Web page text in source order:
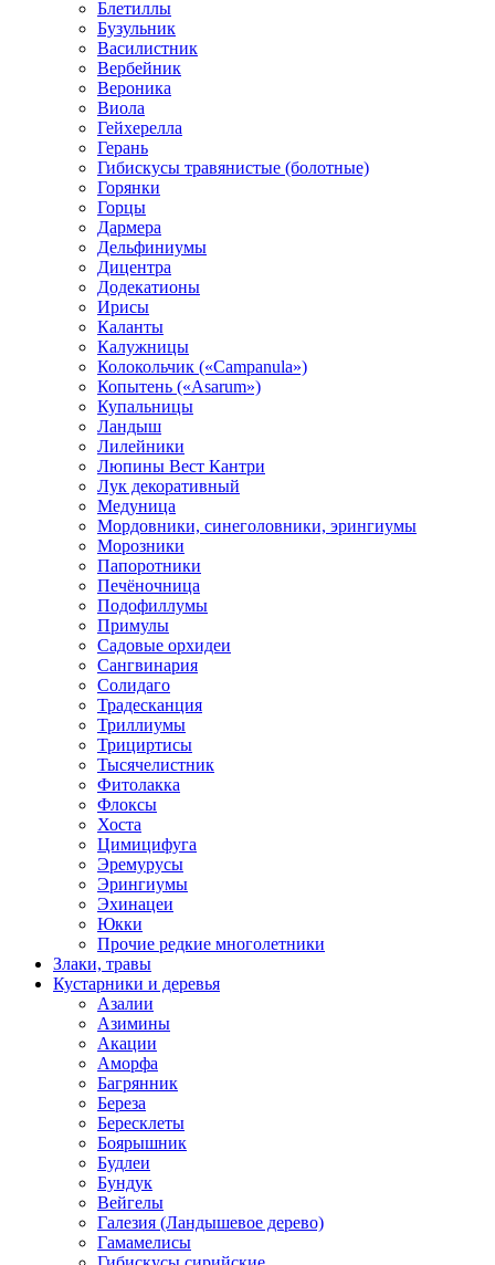
Блетиллы
Бузульник
Василистник
Вербейник
Вероника
Виола
Гейхерелла
Герань
Гибискусы травянистые (болотные)
Горянки
Горцы
Дармера
Дельфиниумы
Дицентра
Додекатионы
Ирисы
Каланты
Калужницы
Колокольчик («Campanula»)
Копытень («Asarum»)
Купальницы
Ландыш
Лилейники
Люпины Вест Кантри
Лук декоративный
Медуница
Мордовники, синеголовники, эрингиумы
Морозники
Папоротники
Печёночница
Подофиллумы
Примулы
Садовые орхидеи
Сангвинария
Солидаго
Традесканция
Триллиумы
Трициртисы
Тысячелистник
Фитолакка
Флоксы
Хоста
Цимицифуга
Эремурусы
Эрингиумы
Эхинацеи
Юкки
Прочие редкие многолетники
Злаки, травы
Кустарники и деревья
Азалии
Азимины
Акации
Аморфа
Багрянник
Береза
Бересклеты
Боярышник
Будлеи
Бундук
Вейгелы
Галезия (Ландышевое дерево)
Гамамелисы